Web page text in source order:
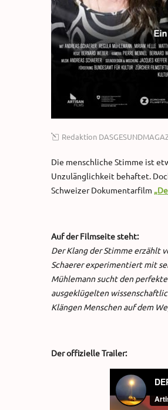
Redaktion
Die menschliche Stimme ist
Unzulänglichkeit behaftet.
Schweizer Dokumentarfilm
Auf der Filmseite steht:
Der Klang der Stimme erzählt
Schaerer experimentiert mit
Mühlemann sucht den
ausgeklügelten
Klängen Menschen auf dem
Der offizielle Trailer: